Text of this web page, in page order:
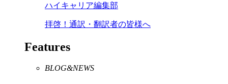
ハイキャリア編集部
拝啓！通訳・翻訳者の皆様へ
Features
BLOG&NEWS